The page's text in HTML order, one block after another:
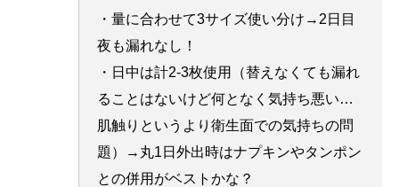
・量に合わせて3サイズ使い分け→2日目
夜も漏れなし！
・日中は計2-3枚使用（替えなくても漏れ
ることはないけど何となく気持ち悪い…
肌触りというより衛生面での気持ちの問
題）→丸1日外出時はナプキンやタンポン
との併用がベストかな？